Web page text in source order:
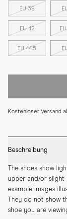
EU 39
EU 42
EU 44.5
Kostenloser Versand
Beschreibung
The shoes show
upper and/or slight
example images
They do not show
shoe you are